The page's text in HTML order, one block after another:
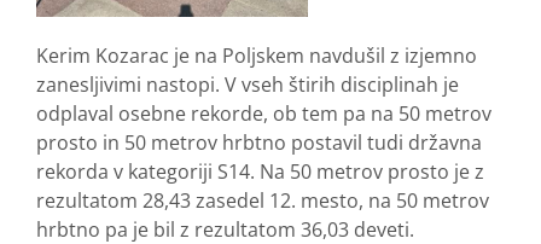
Kerim Kozarac je na Poljskem navdušil z izjemno
zanesljivimi nastopi. V vseh štirih disciplinah je
odplaval osebne rekorde, ob tem pa na 50 metrov
prosto in 50 metrov hrbtno postavil tudi državna
rekorda v kategoriji S14. Na 50 metrov prosto je z
rezultatom 28,43 zasedel 12. mesto, na 50 metrov
hrbtno pa je bil z rezultatom 36,03 deveti.